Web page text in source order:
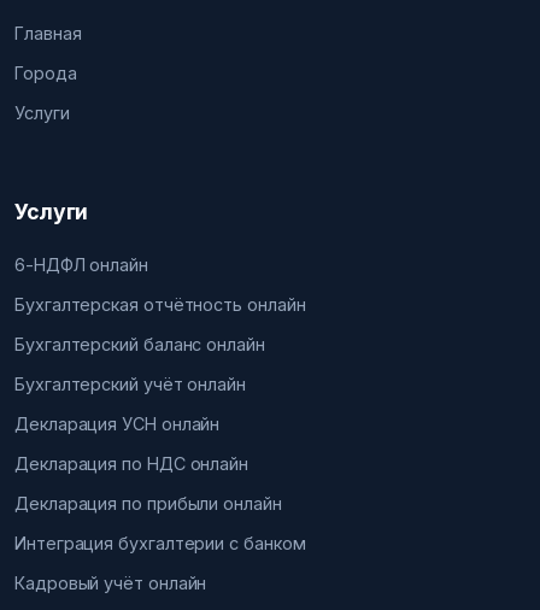
Главная
Города
Услуги
Услуги
6-НДФЛ онлайн
Бухгалтерская отчётность онлайн
Бухгалтерский баланс онлайн
Бухгалтерский учёт онлайн
Декларация УСН онлайн
Декларация по НДС онлайн
Декларация по прибыли онлайн
Интеграция бухгалтерии с банком
Кадровый учёт онлайн